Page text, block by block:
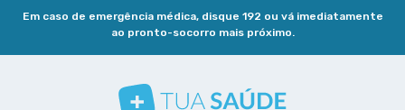
Em caso de emergência médica, disque 192 ou vá imediatamente
ao pronto-socorro mais próximo.